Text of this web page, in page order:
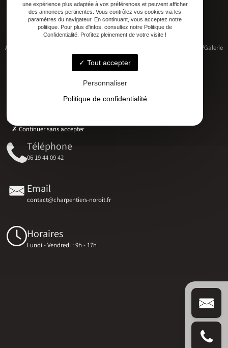
Accueil Qui sommes-nous ?Galerie
Contact
Téléphone
06 19 44 09 42
Email
contact@charpentiers-noroit.fr
Horaires
Lundi - Vendredi : 9h - 17h
une expérience plus adaptée à vos préférences et peuvent afficher
des annonces pertinentes. Vous contrôlez vos cookies via les
paramètres du navigateur. En continuant, vous acceptez notre
politique. Pour plus d'infos, consultez notre Politique de
Confidentialité. Profitez pleinement de votre visite !
Tout accepter
Personnaliser
Politique de confidentialité
Continuer sans accepter